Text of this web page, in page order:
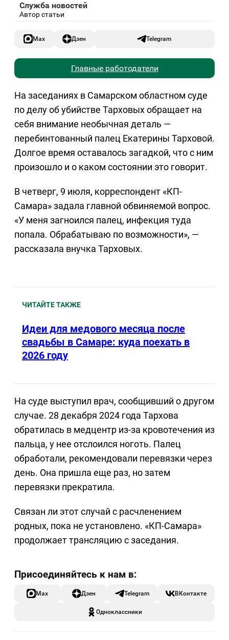
Служба новостей
Автор статьи
Max Дзен Telegram
Главные работодатели
На заседаниях в Самарском областном суде
по делу об убийстве Тарховых обращает на
себя внимание необычная деталь —
перебинтованный палец Екатерины Тарховой.
Долгое время оставалось загадкой, что с ним
произошло и о каком состоянии это говорит.
В четверг, 9 июля, корреспондент «КП-
Самара» задала главной обвиняемой вопрос.
«У меня загноился палец, инфекция туда
попала. Обрабатываю по возможности», —
рассказала внучка Тарховых.
ЧИТАЙТЕ ТАКЖЕ
Идеи для медового месяца после
свадьбы в Самаре: куда поехать в
2026 году
На суде выступил врач, сообщивший о другом
случае. 28 декабря 2024 года Тархова
обратилась в медцентр из-за кровотечения из
пальца, у нее отслоился ноготь. Палец
обработали, рекомендовали перевязки через
день. Она пришла еще раз, но затем
перевязки прекратила.
Связан ли этот случай с расчленением
родных, пока не установлено. «КП-Самара»
продолжает трансляцию с заседания.
Max Дзен Telegram ВКонтакте
Одноклассники